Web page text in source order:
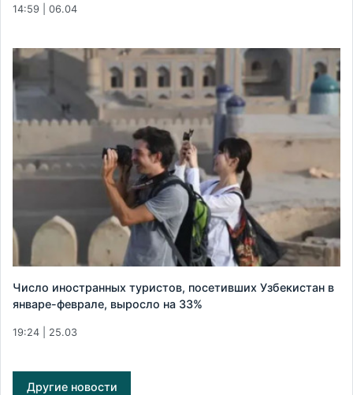
14:59 | 06.04
Число иностранных туристов, посетивших Узбекистан в
январе-феврале, выросло на 33%
19:24 | 25.03
Другие новости